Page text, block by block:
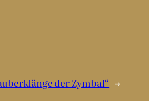
der Zymbal“ →